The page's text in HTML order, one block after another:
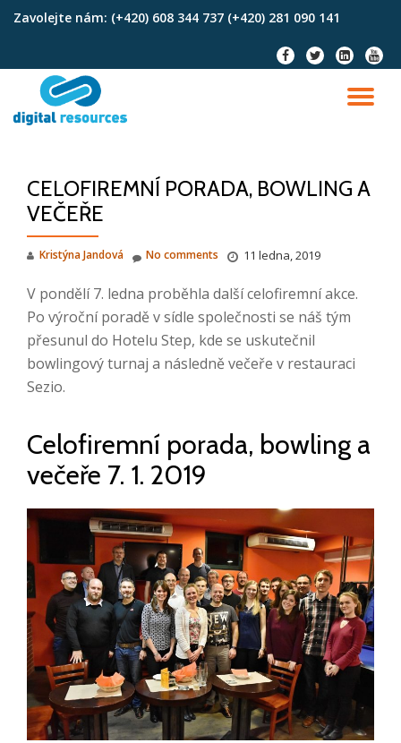
Zavolejte nám: (+420) 608 344 737 (+420) 281 090 141
fa-
facebook
fa-
twitter
fa-
linkedin-
square
fa-
CELOFIREMNÍ PORADA, BOWLING A
VEČEŘE
Kristýna Jandová 11 ledna, 2019
No comments
V pondělí 7. ledna proběhla další celofiremní akce.
Po výroční poradě v sídle společnosti se náš tým
přesunul do Hotelu Step, kde se uskutečnil
bowlingový turnaj a následně večeře v restauraci
Sezio.
Celofiremní porada, bowling a
večeře 7. 1. 2019